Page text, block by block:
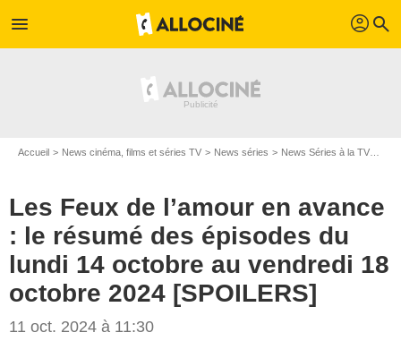
menu profil search
Accueil News cinéma, films et séries TV News séries News Séries à la TV
Les Feux de l’amour en avance
: le résumé des épisodes du
lundi 14 octobre au vendredi 18
octobre 2024 [SPOILERS]
11 oct. 2024 à 11:30